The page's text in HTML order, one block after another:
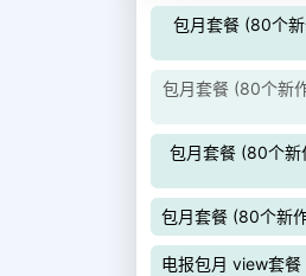
包月套餐 (80个
包月套餐 (80个新
包月套餐 (80个
包月套餐 (80个新
电报包月 view套餐